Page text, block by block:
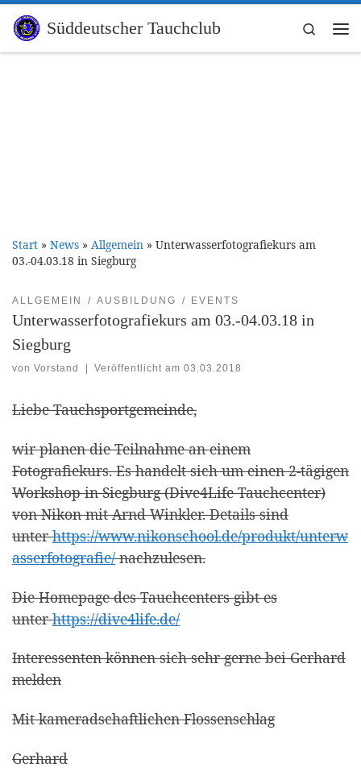
Zum Inhalt springen
Süddeutscher Tauchclub
Search
Start » News » Allgemein » Unterwasserfotografiekurs am
03.-04.03.18 in Siegburg
ALLGEMEIN AUSBILDUNG EVENTS
Unterwasserfotografiekurs am 03.-04.03.18 in
Siegburg
von Vorstand Veröffentlicht am03.03.2018
Liebe Tauchsportgemeinde,
wir planen die Teilnahme an einem
Fotografiekurs. Es handelt sich um einen 2-tägigen
Workshop in Siegburg (Dive4Life Tauchcenter)
von Nikon mit Arnd Winkler. Details sind
unterhttps://www.nikonschool.de/produkt/unterw
asserfotografie/nachzulesen.
Die Homepage des Tauchcenters gibt es
unterhttps://dive4life.de/
Interessenten können sich sehr gerne bei Gerhard
melden
Mit kameradschaftlichen Flossenschlag
Gerhard